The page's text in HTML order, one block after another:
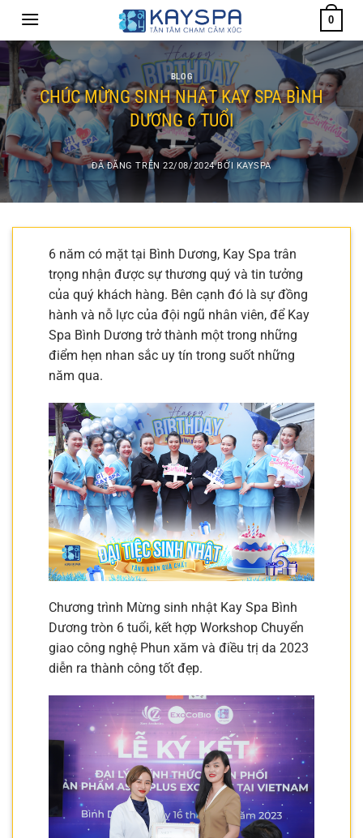
nội
dung
0
BLOG
CHÚC MỪNG SINH NHẬT KAY SPA BÌNH
DƯƠNG 6 TUỔI
ĐÃ ĐĂNG TRÊN22/08/2024 BỞI KAYSPA
6 năm có mặt tại Bình Dương, Kay Spa trân
trọng nhận được sự thương quý và tin tưởng
của quý khách hàng. Bên cạnh đó là sự đồng
hành và nỗ lực của đội ngũ nhân viên, để Kay
Spa Bình Dương trở thành một trong những
điểm hẹn nhan sắc uy tín trong suốt những
năm qua.
️Chương trình Mừng sinh nhật Kay Spa Bình
Dương tròn 6 tuổi, kết hợp Workshop Chuyển
giao công nghệ Phun xăm và điều trị da 2023
diễn ra thành công tốt đẹp.